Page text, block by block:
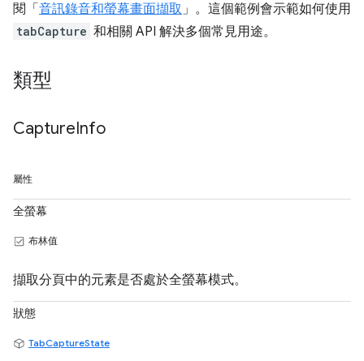
閱「 音訊錄音和螢幕畫面擷取」。這個範例會示範如何使用
tabCapture 和相關 API 解決多個常見用途。
類型
CaptureInfo
屬性
全螢幕
布林值
擷取分頁中的元素是否處於全螢幕模式。
狀態
TabCaptureState